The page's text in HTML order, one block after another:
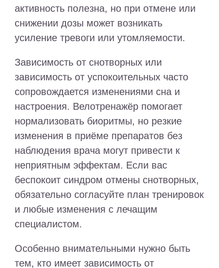
активность полезна, но при отмене или
снижении дозы может возникать
усиление тревоги или утомляемости.
Зависимость от снотворных или
зависимость от успокоительных часто
сопровождается изменениями сна и
настроения. Велотренажёр помогает
нормализовать биоритмы, но резкие
изменения в приёме препаратов без
наблюдения врача могут привести к
неприятным эффектам. Если вас
беспокоит синдром отмены снотворных,
обязательно согласуйте план тренировок
и любые изменения с лечащим
специалистом.
Особенно внимательными нужно быть
тем, кто имеет зависимость от